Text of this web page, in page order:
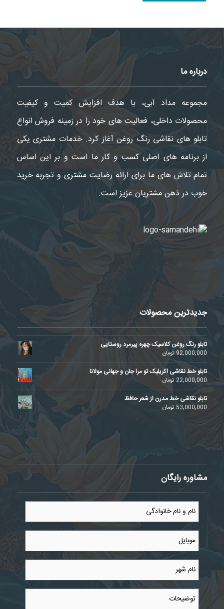
درباره ما
مجموعه مداد آبی، با هدف افزایش کمیت و کیفیت
محصولات داخلی، فعالیت های خود را در زمینه فروش انواع
تابلو های نقاشی رنگ روغن آغاز کرد. خدمات مشتری یکی
از برنامه های اصلی کسب و کار ما است و بر این اساس
تمام تلاش های ما برای ارائه رضایت مشتری و تجربه خرید
خوب در ذهن مشتریان عزیز است.
جدیدترین محصولات
تابلو رنگ روغن کلاسیک چهره پیرمرد روستایی
92,000,000تومان
تابلو خط نقاشی اکریلیک تو مرا جان و جهانی مولانا
22,000,000 تومان
تابلو نقاشی خط مدرن از شعر حافظ
53,000,000 تومان
مشاوره رایگان
نام
نام
خانوادگی
موبایل
نام
شهر *
توضیحات